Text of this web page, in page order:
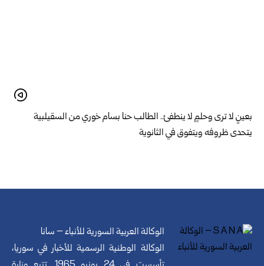
بعينٍ لا ترى وحلمٍ لا ينطفئ.. الطالب حنا بسام خوري من السقيلبية
يتحدى ظروفه ويتفوق في الثانوية
الوكالة العربية السورية للأنباء – سانا
الوكالة الوطنية الرسمية للأخبار في سوريا،